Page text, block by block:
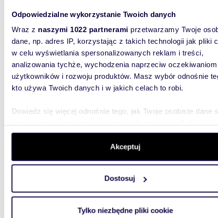
Odpowiedzialne wykorzystanie Twoich danych
Wraz z naszymi 1022 partnerami przetwarzamy Twoje
dane, np. adres IP, korzystając z takich technologii jak pliki
w celu wyświetlania spersonalizowanych reklam i treści,
analizowania tychże, wychodzenia naprzeciw oczekiwaniom
użytkowników i rozwoju produktów. Masz wybór odnośnie
kto używa Twoich danych i w jakich celach to robi.
Dowiedz się więcej odnośnie tego, jak Twoje osobiste dane
szczegółów. W Deklaracji plików cookie możesz zmienić
wycofać swoją zgodę w dowolnej chwili.
aby oferować funkcje społecznościowe i analizować ruch w
witrynie. Informacje o tym, jak korzystasz z naszej witryny,
analitycznym. Partnerzy mogą połączyć te informacje z
Akceptuj
Dostosuj
Tylko niezbędne pliki cookie
44m
Dubaj, 44 m² w luksusowym kompleksie Vincitore
730
Dubaju